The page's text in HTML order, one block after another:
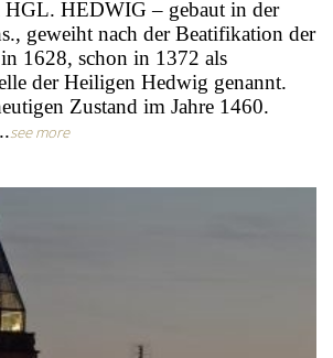
HEDWIG – gebaut in der
geweiht nach der Beatifikation der
1628, schon in 1372 als
der Heiligen Hedwig genannt.
Zustand im Jahre 1460.
see more